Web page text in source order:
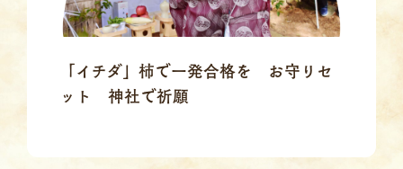
「イチダ」柿で一発合格を お守りセ
ット 神社で祈願